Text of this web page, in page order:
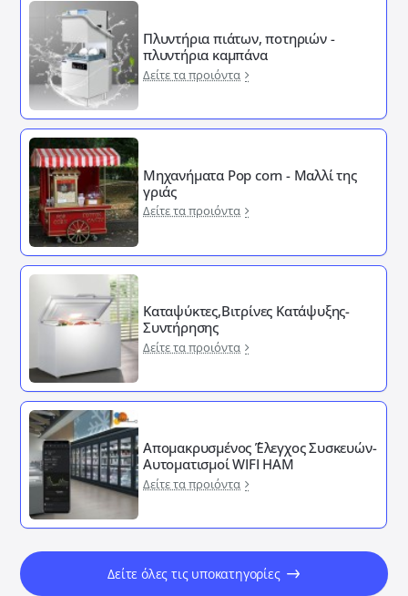
Πλυντήρια πιάτων, ποτηριών -
πλυντήρια καμπάνα
Δείτε τα προιόντα
Μηχανήματα Pop corn - Μαλλί της
γριάς
Δείτε τα προιόντα
Καταψύκτες,Βιτρίνες Κατάψυξης-
Συντήρησης
Δείτε τα προιόντα
Απομακρυσμένος ΄Έλεγχος Συσκευών-
Αυτοματισμοί WIFI HAM
Δείτε τα προιόντα
Δείτε όλες τις υποκατηγορίες